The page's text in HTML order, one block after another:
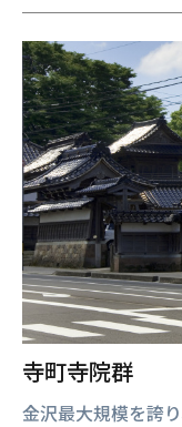
寺町寺院群
金沢最大規模を誇